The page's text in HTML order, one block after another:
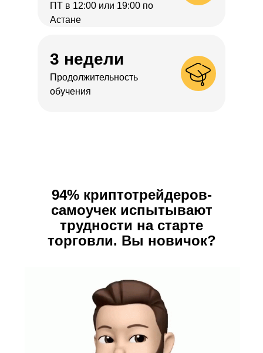
ПТ в 12:00 или 19:00 по
Астане
3 недели
Продолжительность
обучения
94% криптотрейдеров-
самоучек испытывают
трудности на старте
торговли. Вы новичок?